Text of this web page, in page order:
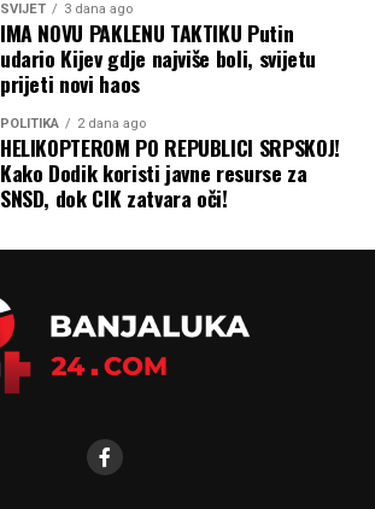
SVIJET 3 dana ago
IMA NOVU PAKLENU TAKTIKU Putin
udario Kijev gdje najviše boli, svijetu
prijeti novi haos
POLITIKA 2 dana ago
HELIKOPTEROM PO REPUBLICI SRPSKOJ!
Kako Dodik koristi javne resurse za
SNSD, dok CIK zatvara oči!